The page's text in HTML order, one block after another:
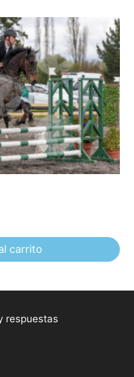
carrito
respuestas